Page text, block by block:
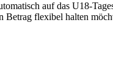
auf das U18-
flexibel halten